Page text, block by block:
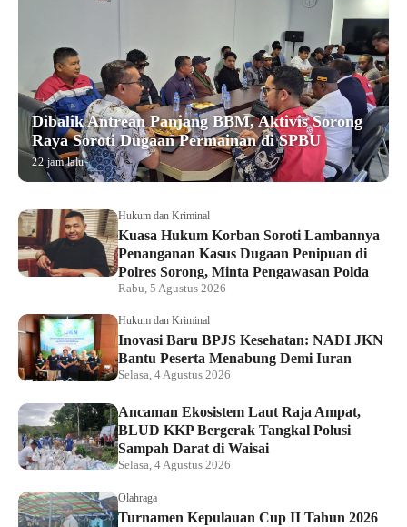
Dibalik Antrean Panjang BBM, Aktivis Sorong
Raya Soroti Dugaan Permainan di SPBU
22 jam lalu
Hukum dan Kriminal
Kuasa Hukum Korban Soroti Lambannya
Penanganan Kasus Dugaan Penipuan di
Polres Sorong, Minta Pengawasan Polda
Rabu, 5 Agustus 2026
Hukum dan Kriminal
Inovasi Baru BPJS Kesehatan: NADI JKN
Bantu Peserta Menabung Demi Iuran
Selasa, 4 Agustus 2026
Ancaman Ekosistem Laut Raja Ampat,
BLUD KKP Bergerak Tangkal Polusi
Sampah Darat di Waisai
Selasa, 4 Agustus 2026
Olahraga
Turnamen Kepulauan Cup II Tahun 2026